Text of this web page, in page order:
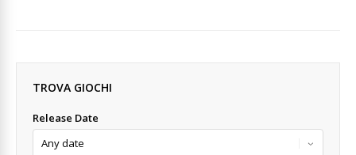
TROVA GIOCHI
Release Date